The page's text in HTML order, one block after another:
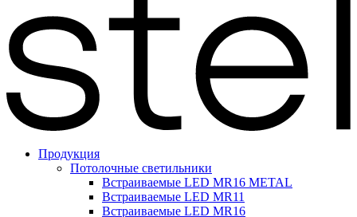
Продукция
Потолочные светильники
Встраиваемые LED MR16 METAL
Встраиваемые LED MR11
Встраиваемые LED MR16